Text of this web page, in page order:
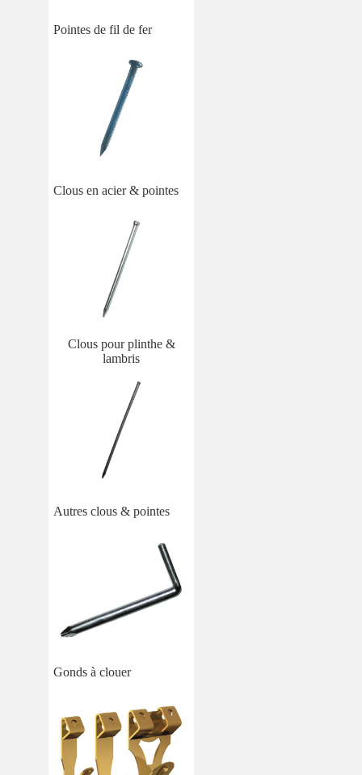
Pointes de fil de fer
Clous en acier & pointes
Clous pour plinthe &
lambris
Autres clous & pointes
Gonds à clouer